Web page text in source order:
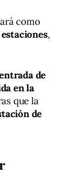
como
,
de
en la
que la
de